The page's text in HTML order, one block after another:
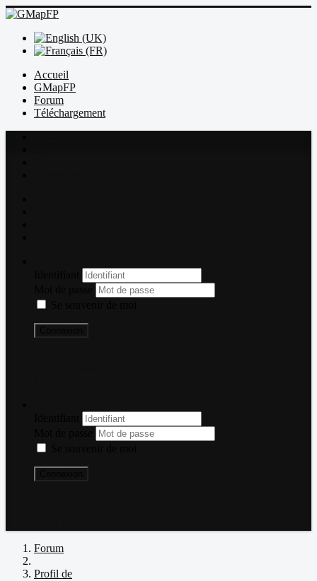
Accueil
GMapFP
Forum
Téléchargement
Forum
Profil de